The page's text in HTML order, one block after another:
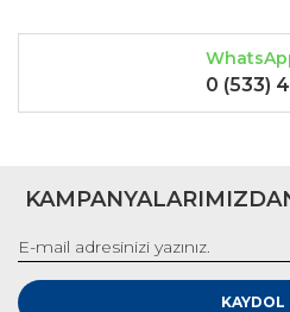
0 (533)
KAYDOL